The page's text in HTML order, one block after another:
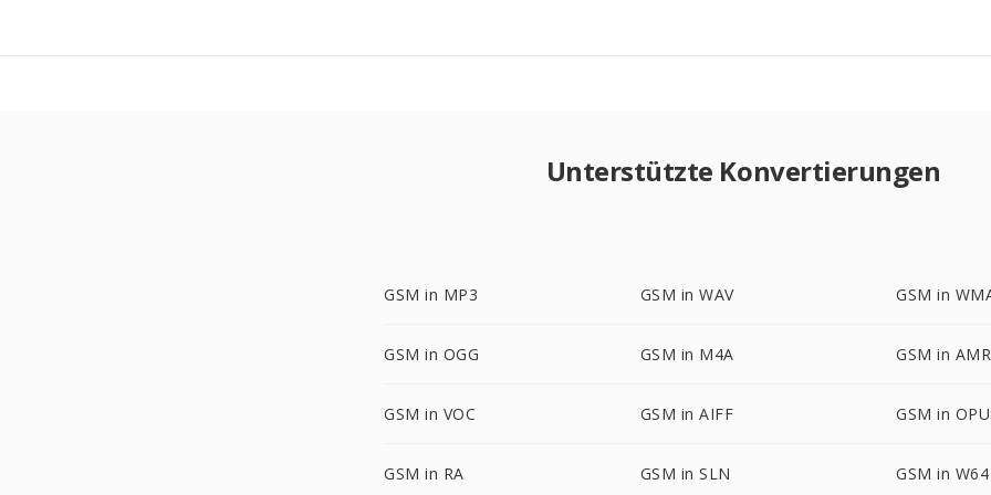
Unterstützte Konvertierungen
GSM in MP3 GSM in WAV GSM in
GSM in OGG GSM in M4A GSM in AMR
GSM in VOC GSM in AIFF GSM in
GSM in RA GSM in SLN GSM in W64